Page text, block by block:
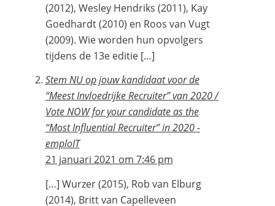
(2012), Wesley Hendriks (2011), Kay
Goedhardt (2010) en Roos van Vugt
(2009). Wie worden hun opvolgers
tijdens de 13e editie […]
Stem NU op jouw kandidaat voor de
“Meest Invloedrijke Recruiter” van 2020 /
Vote NOW for your candidate as the
“Most Influential Recruiter” in 2020 -
emploIT
21 januari 2021 om 7:46 pm
[…] Wurzer (2015), Rob van Elburg
(2014), Britt van Capelleveen